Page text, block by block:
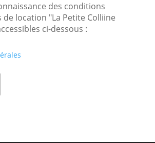
des conditions
de location "La Petite Colliine
ci-dessous :